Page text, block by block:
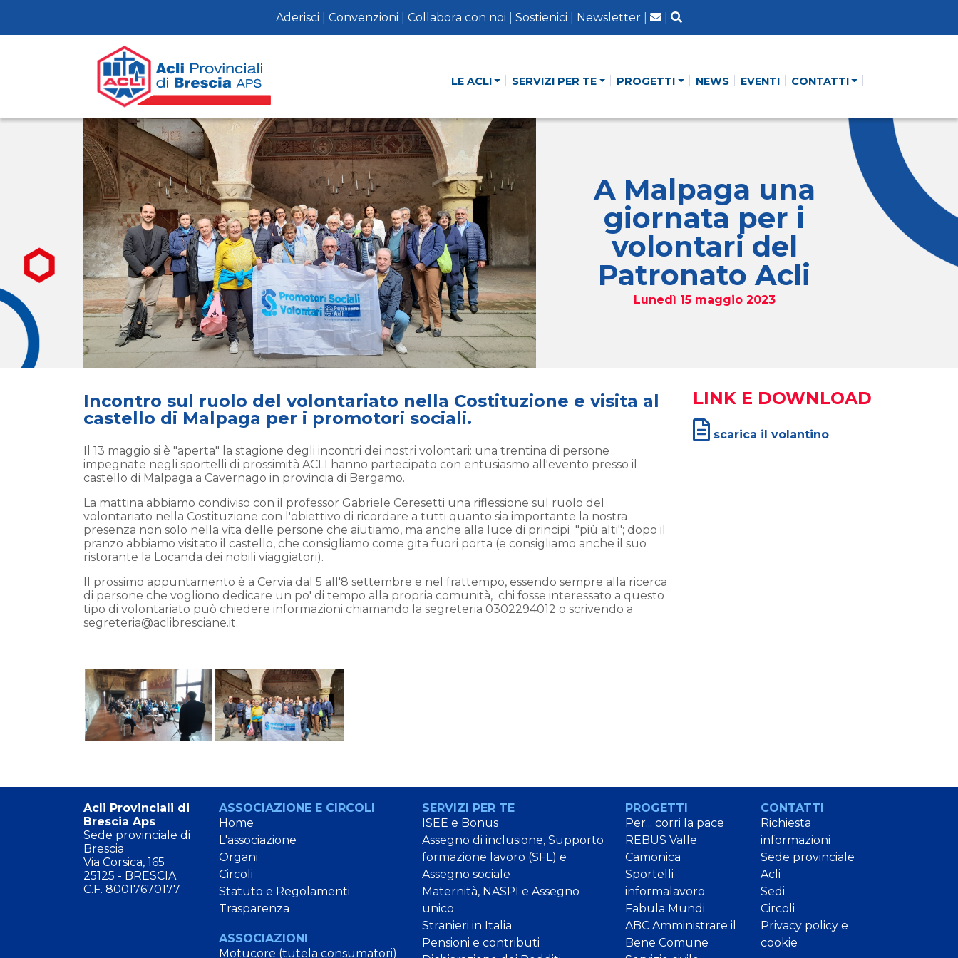
Aderisci Convenzioni Collabora con noi Sostienici Newsletter
LE ACLI SERVIZI PER TE PROGETTI NEWS EVENTI CONTATTI
A Malpaga una
giornata per i
volontari del
Patronato Acli
Lunedì 15 maggio 2023
Incontro sul ruolo del volontariato nella Costituzione e visita al
castello di Malpaga per i promotori sociali.
Il 13 maggio si è "aperta" la stagione degli incontri dei nostri volontari: una trentina di persone
impegnate negli sportelli di prossimità ACLI hanno partecipato con entusiasmo all'evento presso il
castello di Malpaga a Cavernago in provincia di Bergamo.
La mattina abbiamo condiviso con il professor Gabriele Ceresetti una riflessione sul ruolo del
volontariato nella Costituzione con l'obiettivo di ricordare a tutti quanto sia importante la nostra
presenza non solo nella vita delle persone che aiutiamo, ma anche alla luce di principi "più alti"; dopo il
pranzo abbiamo visitato il castello, che consigliamo come gita fuori porta (e consigliamo anche il suo
ristorante la Locanda dei nobili viaggiatori).
Il prossimo appuntamento è a Cervia dal 5 all'8 settembre e nel frattempo, essendo sempre alla ricerca
di persone che vogliono dedicare un po' di tempo alla propria comunità, chi fosse interessato a questo
tipo di volontariato può chiedere informazioni chiamando la segreteria 0302294012 o scrivendo a
segreteria@aclibresciane.it.
LINK E DOWNLOAD
scarica il volantino
Acli Provinciali di
Brescia Aps
Sede provinciale di
Brescia
Via Corsica, 165
25125 - BRESCIA
C.F. 80017670177
ASSOCIAZIONE E CIRCOLI
Home
L'associazione
Organi
Circoli
Statuto e Regolamenti
Trasparenza
ASSOCIAZIONI
Motucore (tutela consumatori)
SERVIZI PER TE
ISEE e Bonus
Assegno di inclusione, Supporto
formazione lavoro (SFL) e
Assegno sociale
Maternità, NASPI e Assegno
unico
Stranieri in Italia
Pensioni e contributi
PROGETTI
Per... corri la pace
REBUS Valle
Camonica
Sportelli
informalavoro
Fabula Mundi
ABC Amministrare il
Bene Comune
CONTATTI
Richiesta
informazioni
Sede provinciale
Acli
Sedi
Circoli
Privacy policy e
cookie